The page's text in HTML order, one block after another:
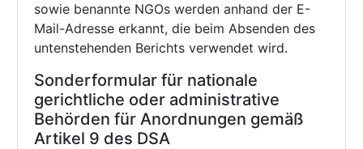
sowie benannte NGOs werden anhand der E-
Mail-Adresse erkannt, die beim Absenden des
untenstehenden Berichts verwendet wird.
Sonderformular für nationale
gerichtliche oder administrative
Behörden für Anordnungen gemäß
Artikel 9 des DSA